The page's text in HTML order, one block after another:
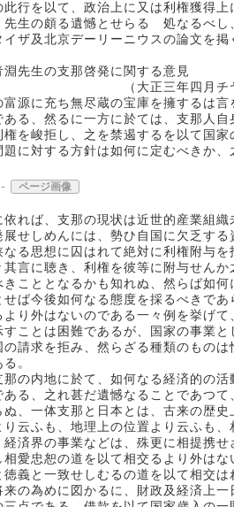
行を以て、政治上に又は利権獲得
先生の頗る遺憾とせらるゝ処なるべ
イザ及北京デーリーニウスの論文を掲
支那啓発に関する意見
四月チヤイナ・プレス
源に充ち無尽蔵の宝庫を擁するは
ある、然るに一方に於ては、支那人
権を峻拒し、之を禁遏するを以て国
題に対する方針は如何に定むべきか
ページ画像
れば、支那の現状は近世的産業組
展せしめんには、勢ひ自国に欠乏す
なる思想に囚はれて絶対に利権附与
其言に聴き、利権を彼等に附与せん
きこととなるかも知れぬ、然らば如
せば今後如何なる態度を採るべきで
より外はないのである一々例を挙げ
すことは困難であるが、国家の事業
の請求を拒み、然らざる種類のもの
。
の内地に於て、如何なる経済的の
ある、之れ甚だ遺憾なることであつ
ぬ、一体支那と日本とは、古来の歴
り云ふも、地理上の位置より云ふも
経済界の事業などは、殊更に相提携
相愛忠恕の道を以て相交るより外は
徳義と一致せしむるの道を以て相交
の為めに図かるに、財政及経済上